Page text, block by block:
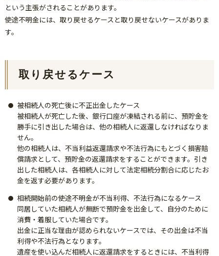
という主張がされることがあります。
使途不明金には、取り戻せるケースと取り戻せないケースがありま
す。
取り戻せるケース
被相続人の死亡後に不正出金したケース
被相続人が死亡した後、銀行口座が凍結される前に、預貯金を
勝手に引き出した場合は、他の相続人に返還しなければなりま
せん。
他の相続人は、不当利益返還請求や不法行為にもとづく損害賠
償請求として、預貯金の返還請求をすることができます。引き
出した相続人は、各相続人に対して法定相続分割合に応じたお
金を返す必要があります。
相続開始前の使途不明金が不当利得、不法行為になるケース
同居していた相続人が無断で預貯金を出金して、自分のために
消費・着服していた場合です。
出金に正当な理由が認められないケースでは、その出金は不当
利得や不法行為となります。
遺産を使い込んだ相続人に返還請求をするときには、不当利得